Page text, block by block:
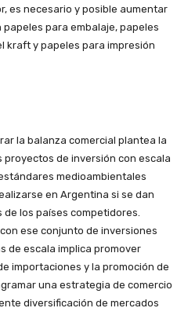
es necesario y posible aumentar
para embalaje, papeles
kraft y papeles para impresión
la balanza comercial plantea la
de inversión con escala
medioambientales
en Argentina si se dan
los países competidores.
ese conjunto de inversiones
de escala implica promover
importaciones y la promoción de
una estrategia de comercio
diversificación de mercados